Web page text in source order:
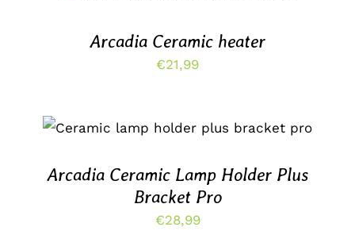
PRODUCT
MEERDERE
VARIATIES.
WORDEN
PRODUCTPAGINA
Arcadia Ceramic heater
€21,99
TOEVOEGEN AAN WINKELWAGEN
/
Arcadia Ceramic Lamp Holder Plus
Bracket Pro
€28,99